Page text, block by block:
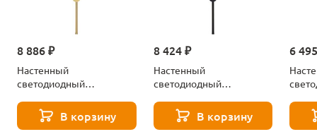
8 886 ₽
Настенный
светодиодный
Bridgeport LSP-7037
В корзину
8 424 ₽
Настенный
светодиодный
Bridgeport LSP-7036
В корзину
6